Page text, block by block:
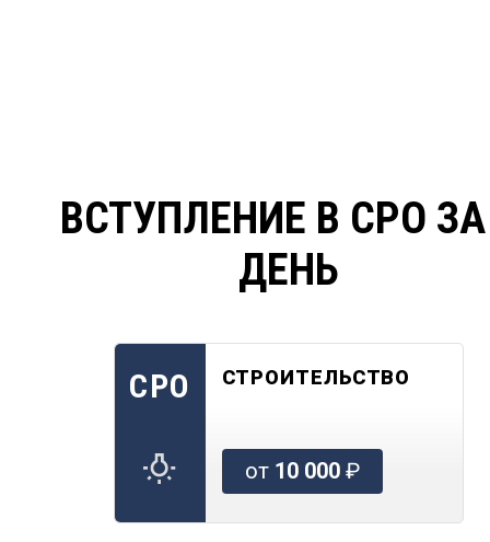
ВСТУПЛЕНИЕ В СРО
ДЕНЬ
СРО СТРОИТЕЛЬСТВО
от 10 000₽